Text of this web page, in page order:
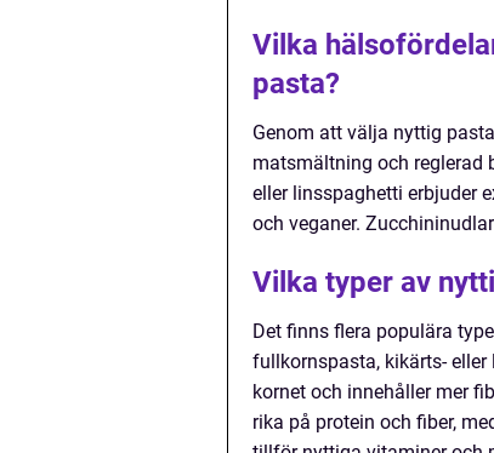
Vilka
pasta?
Genom att välja nyttig
matsmältning och reglerad
eller linsspaghetti erbjuder
och veganer.
Vilka typer av
Det finns flera populära
fullkornspasta, kikärts-
kornet och innehåller mer
rika på protein och fiber,